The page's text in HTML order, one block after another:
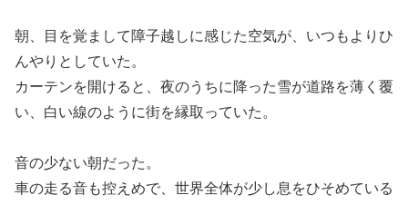
朝、目を覚まして障子越しに感じた空気が、いつもよりひ
んやりとしていた。
カーテンを開けると、夜のうちに降った雪が道路を薄く覆
い、白い線のように街を縁取っていた。
音の少ない朝だった。
車の走る音も控えめで、世界全体が少し息をひそめている